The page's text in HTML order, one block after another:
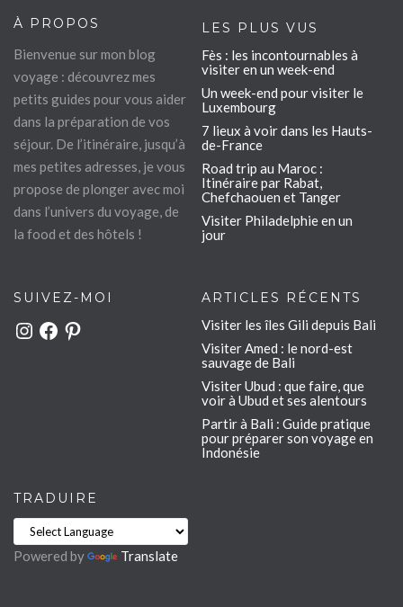
À PROPOS
Bienvenue sur mon blog
voyage : découvrez mes
petits guides pour vous aider
dans la préparation de vos
séjour. De l’itinéraire, jusqu’à
mes petites adresses, je vous
propose de plonger avec moi
dans l’univers du voyage, de
la food et des hôtels !
LES PLUS VUS
Fès : les incontournables à
visiter en un week-end
Un week-end pour visiter le
Luxembourg
7 lieux à voir dans les Hauts-
de-France
Road trip au Maroc :
Itinéraire par Rabat,
Chefchaouen et Tanger
Visiter Philadelphie en un
jour
SUIVEZ-MOI
Instagram
FacebookPinterest
ARTICLES RÉCENTS
Visiter les îles Gili depuis Bali
Visiter Amed : le nord-est
sauvage de Bali
Visiter Ubud : que faire, que
voir à Ubud et ses alentours
Partir à Bali : Guide pratique
pour préparer son voyage en
Indonésie
TRADUIRE
Powered by Translate